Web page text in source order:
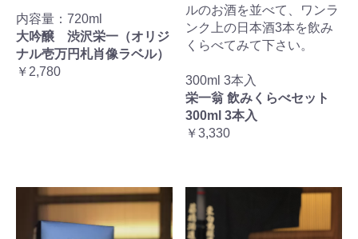
内容量：720ml
大吟醸 渋沢栄一（オリジ
ナル壱万円札肖像ラベル）
￥2,780
ルのお酒を並べて、ワンラ
ンク上の日本酒3本を飲み
くらべてみて下さい。
300ml 3本入
栄一翁 飲みくらべセット
300ml 3本入
￥3,330